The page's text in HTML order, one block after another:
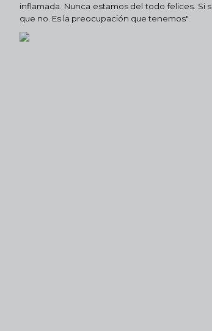
inflamada. Nunca estamos del todo felices.
que no. Es la preocupación que tenemos".